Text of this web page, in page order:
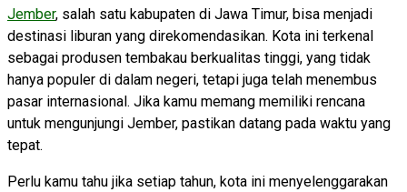
Jember, salah satu kabupaten di Jawa Timur, bisa menjadi
destinasi liburan yang direkomendasikan. Kota ini terkenal
sebagai produsen tembakau berkualitas tinggi, yang tidak
hanya populer di dalam negeri, tetapi juga telah menembus
pasar internasional. Jika kamu memang memiliki rencana
untuk mengunjungi Jember, pastikan datang pada waktu yang
tepat.
Perlu kamu tahu jika setiap tahun, kota ini menyelenggarakan